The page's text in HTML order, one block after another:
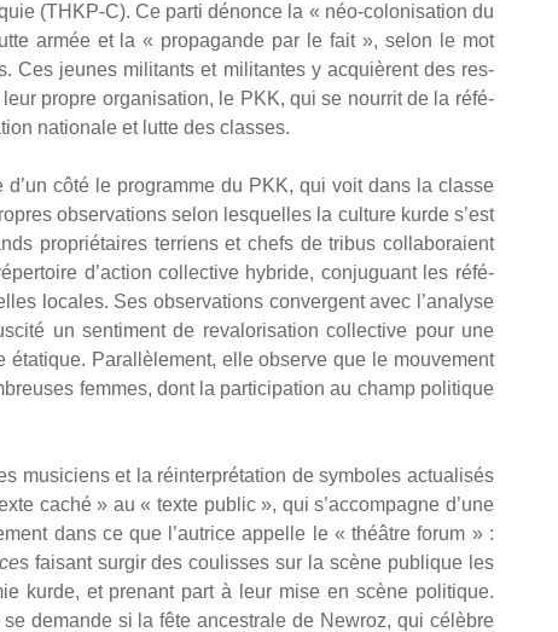
(THKP‑C). Ce par­ti dénonce la « néo-colo­ni­sa­tion du
armée et la « pro­pa­gande par le fait », selon le mot
Ces jeunes mili­tants et mili­tantes y acquièrent des res­
propre orga­ni­sa­tion, le PKK, qui se nour­rit de la réfé­
natio­nale et lutte des classes.
côté le pro­gramme du PKK, qui voit dans la classe
obser­va­tions selon les­quelles la culture kurde s’est
pro­prié­taires ter­riens et chefs de tri­bus col­la­bo­raient
d’action col­lec­tive hybride, conju­guant les réfé­
locales. Ses obser­va­tions convergent avec l’analyse
un sen­ti­ment de reva­lo­ri­sa­tion col­lec­tive pour une
Paral­lè­le­ment, elle observe que le mou­ve­ment
femmes, dont la par­ti­ci­pa­tion au champ poli­tique
musi­ciens et la réin­ter­pré­ta­tion de sym­boles actua­li­sés
caché » au « texte public », qui s’accompagne d’une
dans ce que l’autrice appelle le « théâtre forum » :
s fai­sant sur­gir des cou­lisses sur la scène publique les
kurde, et pre­nant part à leur mise en scène poli­tique.
demande si la fête ances­trale de Newroz, qui célèbre